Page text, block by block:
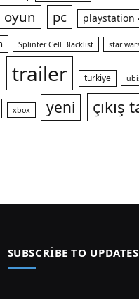
oyun pc playstation
Splinter Cell Blacklist star
trailer türkiye
xbox yeni çıkış
SUBSCRIBE TO UPDATES